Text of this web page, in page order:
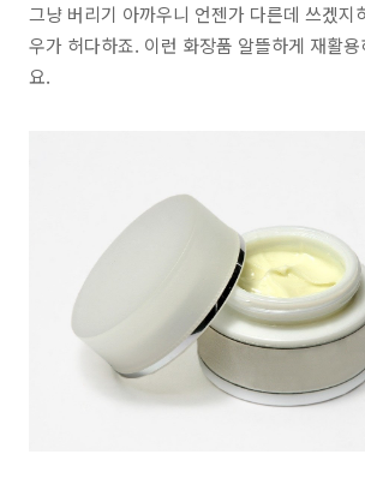
그냥 버리기 아까우니 언젠가 다른데 쓰겠지
우가 허다하죠. 이런 화장품 알뜰하게 재활
요.